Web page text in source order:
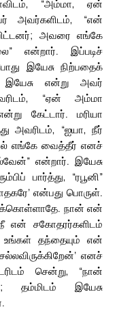
“அம்மா, ஏன்
அவர்களிடம், “என்
அவரை எங்கே
என்றார். இப்படிச்
இயேசு நிற்பதைக்
என்று அவர்
“ஏன் அம்மா
கேட்டார். மரியா
அவரிடம், “ஐயா, நீர்
எங்கே வைத்தீர் எனச்
என்றார். இயேசு
பார்த்து, “ரபூனி”
என்பது பொருள்.
நான் என்
என் சகோதரர்களிடம்
உங்கள் தந்தையும் என்
எனச்
சென்று, “நான்
இயேசு